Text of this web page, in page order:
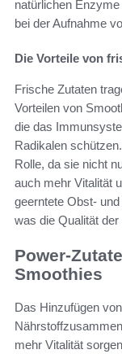
natürlichen
bei der Aufnahme
Die Vorteile von
Frische Zutaten
Vorteilen von
die das
Radikalen
Rolle, da sie nicht
auch mehr Vitalität
geerntete Obst-
was die Qualität
Power-
Smoothies
Das Hinzufügen von
mehr Vitalität